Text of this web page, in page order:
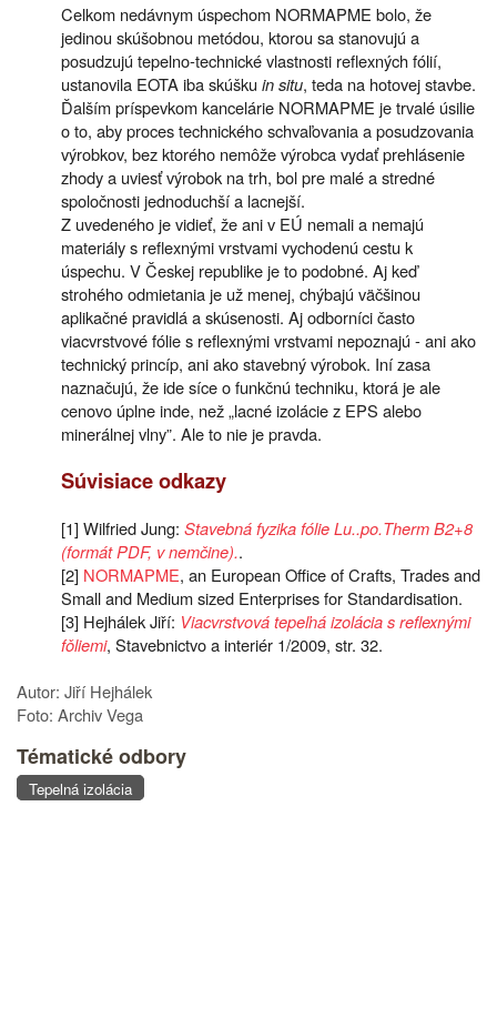
Celkom nedávnym úspechom NORMAPME bolo, že
jedinou skúšobnou metódou, ktorou sa stanovujú a
posudzujú tepelno-technické vlastnosti reflexných fólií,
ustanovila EOTA iba skúšku in situ, teda na hotovej stavbe.
Ďalším príspevkom kancelárie NORMAPME je trvalé úsilie
o to, aby proces technického schvaľovania a posudzovania
výrobkov, bez ktorého nemôže výrobca vydať prehlásenie
zhody a uviesť výrobok na trh, bol pre malé a stredné
spoločnosti jednoduchší a lacnejší.
Z uvedeného je vidieť, že ani v EÚ nemali a nemajú
materiály s reflexnými vrstvami vychodenú cestu k
úspechu. V Českej republike je to podobné. Aj keď
strohého odmietania je už menej, chýbajú väčšinou
aplikačné pravidlá a skúsenosti. Aj odborníci často
viacvrstvové fólie s reflexnými vrstvami nepoznajú - ani ako
technický princíp, ani ako stavebný výrobok. Iní zasa
naznačujú, že ide síce o funkčnú techniku, ktorá je ale
cenovo úplne inde, než „lacné izolácie z EPS alebo
minerálnej vlny”. Ale to nie je pravda.
Súvisiace odkazy
[1] Wilfried Jung: Stavebná fyzika fólie Lu..po.Therm B2+8
(formát PDF, v nemčine)..
[2] NORMAPME, an European Office of Crafts, Trades and
Small and Medium sized Enterprises for Standardisation.
[3] Hejhálek Jiří: Viacvrstvová tepeľná izolácia s reflexnými
fǒliemi, Stavebnictvo a interiér 1/2009, str. 32.
Autor: Jiří Hejhálek
Foto: Archiv Vega
Tématické odbory
Tepelná izolácia